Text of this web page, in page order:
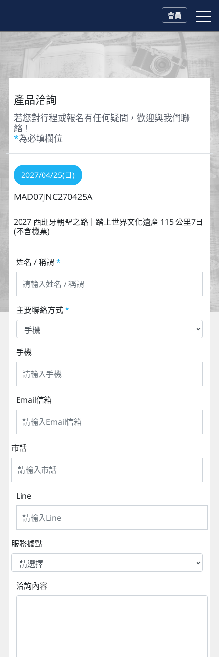
會員
產品洽詢
若您對行程或報名有任何疑問，歡迎與我們聯
絡！
*為必填欄位
2027/04/25(日)
MAD07JNC270425A
2027 西班牙朝聖之路｜踏上世界文化遺產 115 公里7日
(不含機票)
姓名 / 稱謂 *
主要聯絡方式*
手機
Email信箱
市話
Line
服務據點
洽詢內容